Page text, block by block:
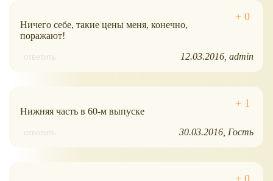
Ничего себе, такие цены меня, конечно,
поражают!
ответить 12.03.2016 admin
Нижняя часть в 60-м выпуске
ответить 30.03.2016 Гость